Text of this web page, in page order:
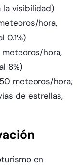
la visibilidad)​
hora,
0.1%)​
meteoros/hora,
8%)​
meteoros/hora,
de estrellas,
en